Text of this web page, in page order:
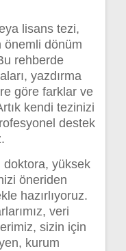
lisans tezi,
önemli dönüm
rehberde
yazdırma
göre farklar ve
kendi tezinizi
destek
yüksek
öneriden
hazırlıyoruz.
veri
sizin için
kurum